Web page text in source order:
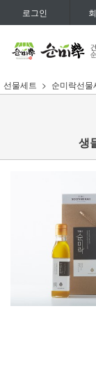
로그인
선물세트 순미락선물
생